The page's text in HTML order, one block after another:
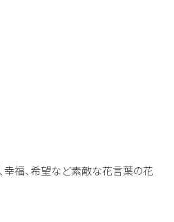
福、希望など素敵な花言葉の花